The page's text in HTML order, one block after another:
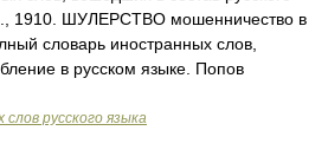
1910. ШУЛЕРСТВО мошенничество в
словарь иностранных слов,
в русском языке. Попов
русского языка